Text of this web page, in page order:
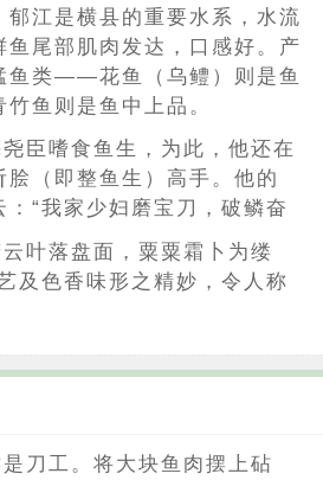
郁江是横县的重要水系，水流
鱼尾部肌肉发达，口感好。产
鱼类——花鱼（乌鳢）则是鱼
鱼则是鱼中上品。
臣嗜食鱼生，为此，他还在
脍（即整鱼生）高手。他的
：“我家少妇磨宝刀，破鳞奋
叶落盘面，粟粟霜卜为缕
及色香味形之精妙，令人称
刀工。将大块鱼肉摆上砧